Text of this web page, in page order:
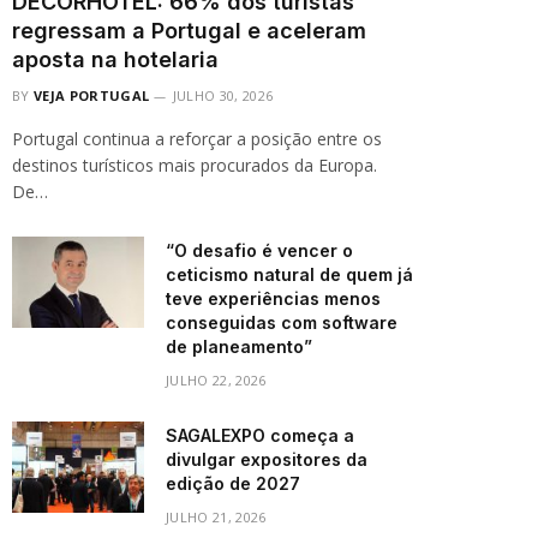
regressam a Portugal e aceleram
aposta na hotelaria
BY VEJA PORTUGAL JULHO 30, 2026
Portugal continua a reforçar a posição entre os
destinos turísticos mais procurados da Europa.
De…
“O desafio é vencer o
ceticismo natural de quem já
teve experiências menos
conseguidas com software
de planeamento”
JULHO 22, 2026
SAGALEXPO começa a
divulgar expositores da
edição de 2027
JULHO 21, 2026